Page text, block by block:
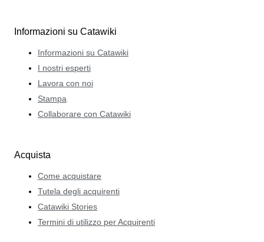
Informazioni su Catawiki
Informazioni su Catawiki
I nostri esperti
Lavora con noi
Stampa
Collaborare con Catawiki
Acquista
Come acquistare
Tutela degli acquirenti
Catawiki Stories
Termini di utilizzo per Acquirenti